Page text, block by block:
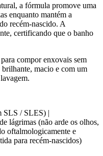
a fórmula promove uma
enquanto mantém a
recém-nascido. A
certificando que o banho
compor enxovais sem
macio e com um
SLS / SLES) |
lágrimas (não arde os olhos,
oftalmologicamente e
para recém-nascidos)